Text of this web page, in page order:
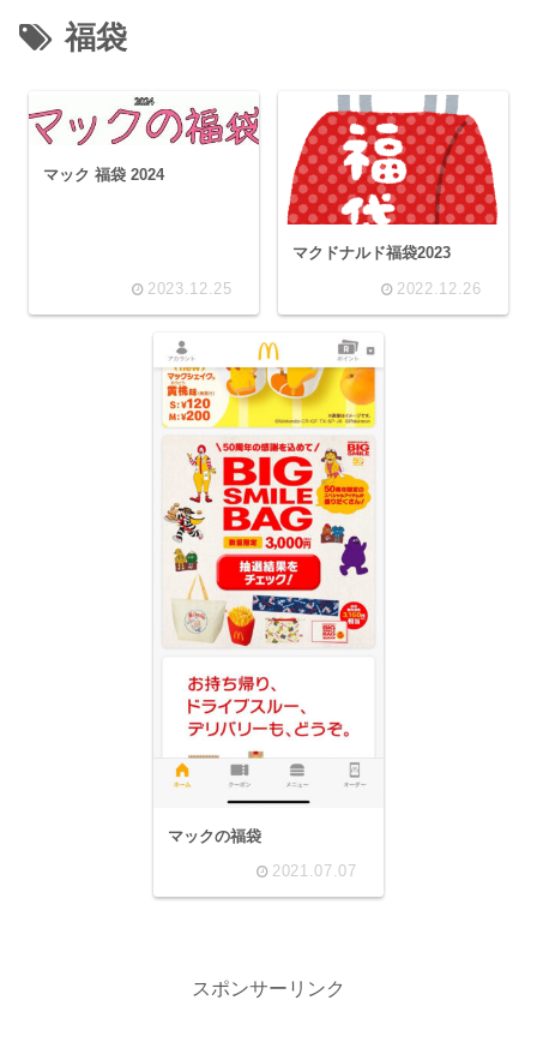
福袋
マック 福袋 2024
2023.12.25
マクドナルド福袋2023
2022.12.26
マックの福袋
2021.07.07
スポンサーリンク